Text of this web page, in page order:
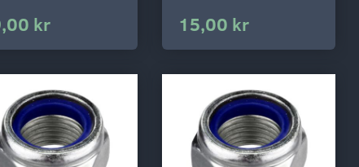
kr 15,00 kr